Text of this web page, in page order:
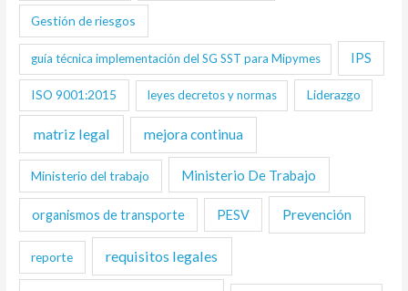
Gestión de riesgos
guía técnica implementación del SG SST para Mipymes IPS
ISO 9001:2015 leyes decretos y normas Liderazgo
matriz legal mejora continua
Ministerio del trabajo Ministerio De Trabajo
organismos de transporte PESV Prevención
reporte requisitos legales